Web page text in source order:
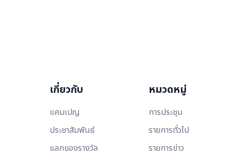
เกี่ยวกับ
แคมเปญ
ประชาสัมพันธ์
แลกของรางวัล
หมวดหมู่
การประชุม
รายการทั่วไป
รายการข่าว